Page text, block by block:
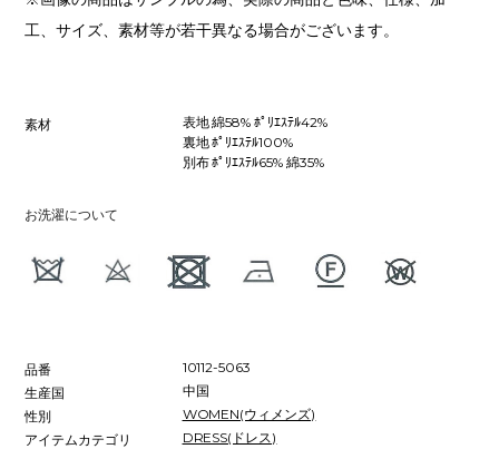
工、サイズ、素材等が若干異なる場合がございます。
素材
表地 綿58% ﾎﾟﾘｴｽﾃﾙ42%
裏地 ﾎﾟﾘｴｽﾃﾙ100%
別布 ﾎﾟﾘｴｽﾃﾙ65% 綿35%
お洗濯について
品番
10112-5063
生産国
中国
性別
WOMEN(ウィメンズ)
アイテムカテゴリ
DRESS(ドレス)